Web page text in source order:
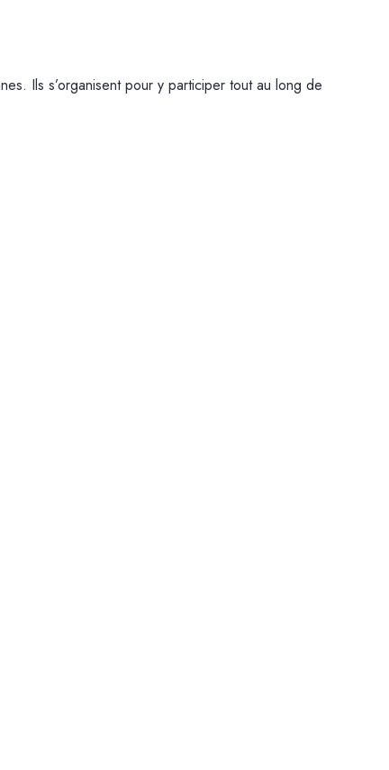
Ils s’organisent pour y participer tout au long de